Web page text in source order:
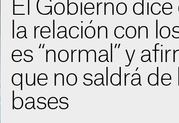
El Gobierno dice
la relación con
es “normal” y
que no saldrá de
bases